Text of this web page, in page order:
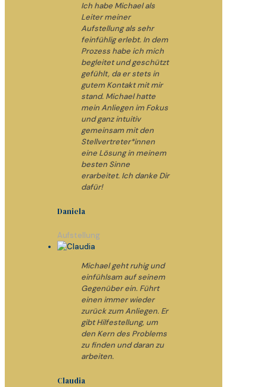
Ich habe Michael als
Leiter meiner
Aufstellung als sehr
feinfühlig erlebt. In dem
Prozess habe ich mich
begleitet und geschützt
gefühlt, da er stets in
gutem Kontakt mit mir
stand. Michael hatte
mein Anliegen im Fokus
und ganz intuitiv
gemeinsam mit den
Stellvertreter*innen
eine Lösung in meinem
besten Sinne
erarbeitet. Ich danke Dir
dafür!
Daniela
Aufstellung
Michael geht ruhig und
einfühlsam auf seinem
Gegenüber ein. Führt
einen immer wieder
zurück zum Anliegen. Er
gibt Hilfestellung, um
den Kern des Problems
zu finden und daran zu
arbeiten.
Claudia